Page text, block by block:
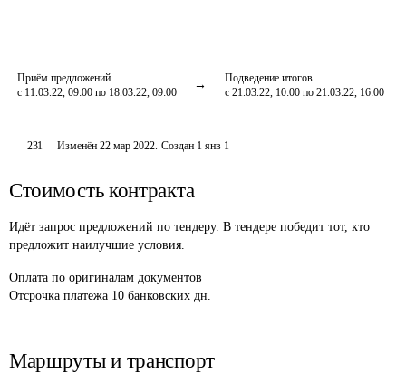
Приём предложений
с 11.03.22, 09:00 по 18.03.22, 09:00
Подведение итогов
с 21.03.22, 10:00 по 21.03.22, 16:00
231 Изменён22 мар 2022. Создан 1 янв 1
Стоимость контракта
Идёт запрос предложений по тендеру. В тендере победит тот, кто
предложит наилучшие условия.
Оплата по оригиналам документов
Отсрочка платежа 10 банковских дн.
Маршруты и транспорт